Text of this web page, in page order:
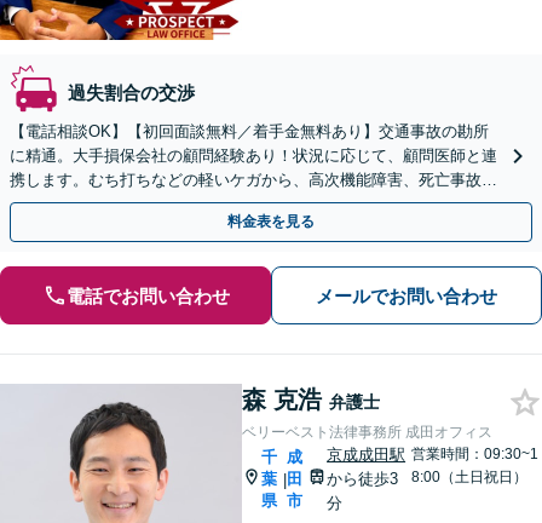
過失割合の交渉
【電話相談OK】【初回面談無料／着手金無料あり】交通事故の勘所
に精通。大手損保会社の顧問経験あり！状況に応じて、顧問医師と連
携します。むち打ちなどの軽いケガから、高次機能障害、死亡事故ま
で、ご相談ください【葭川公園駅5分】【弁護士特約OK】
料金表を見る
電話でお問い合わせ メールでお問い合わせ
森 克浩 弁護士
ベリーベスト法律事務所 成田オフィス
千
葉
県
|
成
田
市
京成成田駅
から徒歩3
分
営業時間：09:30~1
8:00（土日祝日）